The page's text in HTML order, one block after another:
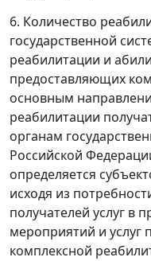
6. Количество
государственной
реабилитации и
предоставляющих
основным
реабилитации
органам
Российской
определяется
исходя из
получателей услуг в
мероприятий и
комплексной